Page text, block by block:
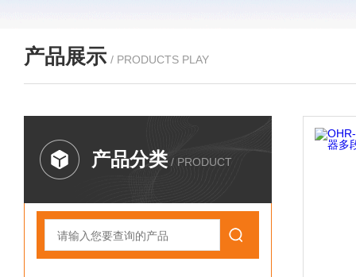
产品展示 / PRODUCTS PLAY
产品分类 / PRODUCT